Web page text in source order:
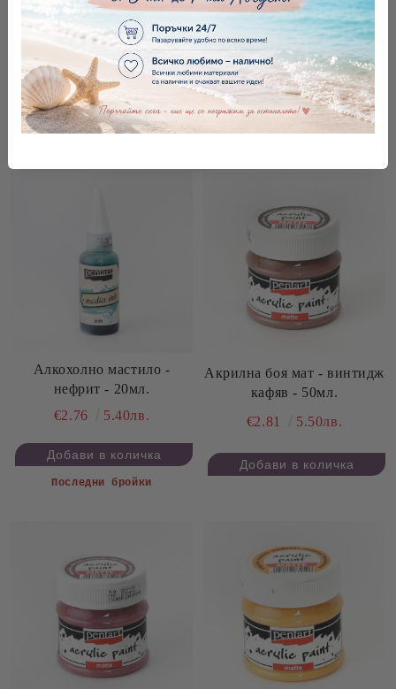
Алкохолно мастило -
египетско синьо - 20мл.
€2.76
5.40лв.
Алкохолно мастило -
кайсия - 20мл.
€2.76
5.40лв.
Алкохолно мастило -
нефрит - 20мл.
€2.76
5.40лв.
Последни бройки
Акрилна боя мат - винтидж
кафяв - 50мл.
€2.81
5.50лв.